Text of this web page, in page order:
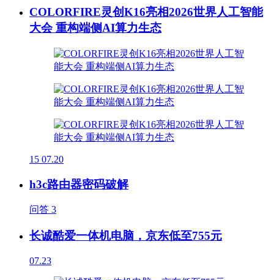
COLORFIRE灵创K16亮相2026世界人工智能
大会 重构端侧AI算力生态
15 07.20
h3c路由器密码破解
问答 3
长诚酷爱一体机电脑，京东低至755元
07.23